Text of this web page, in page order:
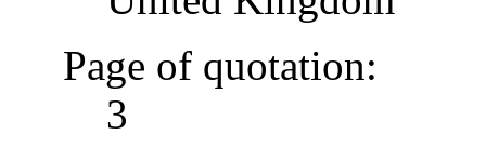
Page of quotation:
3